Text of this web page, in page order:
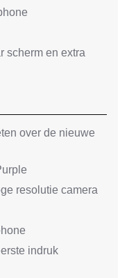
scherm en extra
over de nieuwe
resolutie camera
indruk